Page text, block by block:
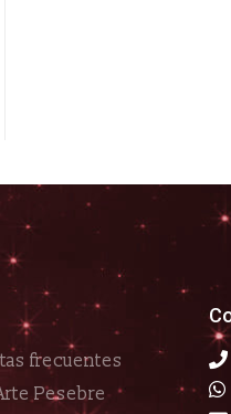
frecuentes
Pesebre